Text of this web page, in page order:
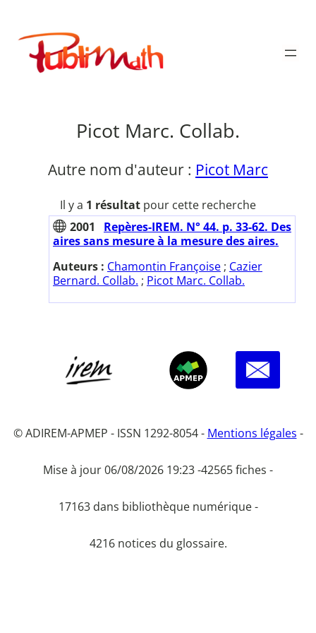
contenu
Publimath
Picot Marc. Collab.
Autre nom d'auteur : Picot Marc
Il y a 1 résultat pour cette recherche
2001
Repères-IREM. N° 44. p. 33-62. Des
aires sans mesure à la mesure des aires.
Auteurs : Chamontin Françoise ; Cazier
Bernard. Collab. ; Picot Marc. Collab.
© ADIREM-APMEP - ISSN 1292-8054 - Mentions légales -
Mise à jour 06/08/2026 19:23 -42565 fiches -
17163 dans bibliothèque numérique -
4216 notices du glossaire.